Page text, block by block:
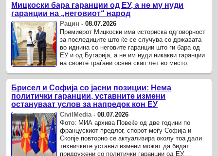
Мицкоски бара гаранции од ЕУ, а не му нуди
гаранции на „неговиот“ народ
Рацин -08.07.2026
Премиерот Мицкоски има историска одговорност
за последиците што ќе се случува со државата
во иднина со неговите гаранции што ги бара од
ЕУ и од Бугарија, а не им нуди никакви гаранции
на своите граѓани освен скап лет во место.
Брисел и Софија со јасни позиции: Нема
политички гаранции, уставните измени
остануваат услов за напредок кон ЕУ
CivilMedia -08.07.2026
Фото: МИА архива Повеќе од две години по
францускиот предлог, спорот меѓу Софија и
Скопје повторно се актуализира околу тоа дали
техничките уставни измени можат да бидат
придружени со политички гаранции од ЕУ.